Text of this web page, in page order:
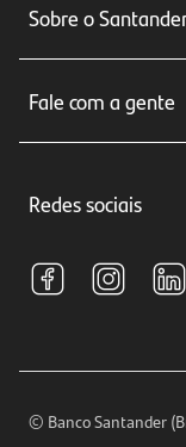
Seguros
Crédito e
Investimentos
Sobre o
Relações com
Fale com a gente
Central de
S.A.C
Encontre nossas
Horários de
Redes sociais
© Banco Santander